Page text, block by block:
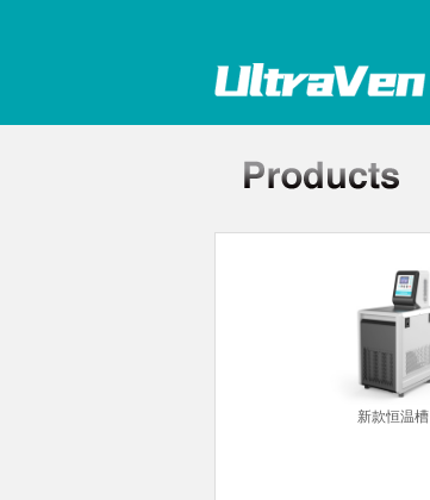
新款恒温槽